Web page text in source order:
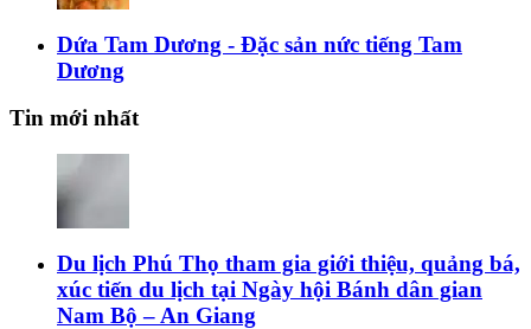
Dứa Tam Dương - Đặc sản nức tiếng Tam
Dương
Tin mới nhất
Du lịch Phú Thọ tham gia giới thiệu, quảng bá,
xúc tiến du lịch tại Ngày hội Bánh dân gian
Nam Bộ – An Giang